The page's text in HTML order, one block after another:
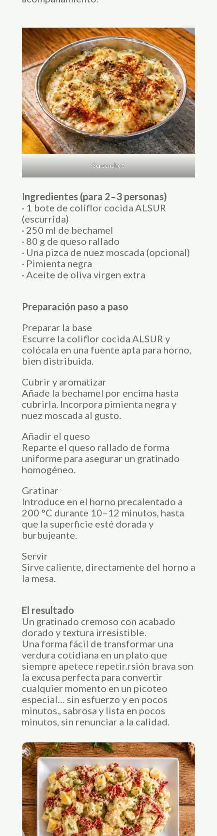
Screenshot
Ingredientes (para 2–3 personas)
· 1 bote de coliflor cocida ALSUR
(escurrida)
· 250 ml de bechamel
· 80 g de queso rallado
· Una pizca de nuez moscada (opcional)
· Pimienta negra
· Aceite de oliva virgen extra
Preparación paso a paso
Preparar la base
Escurre la coliflor cocida ALSUR y
colócala en una fuente apta para horno,
bien distribuida.
Cubrir y aromatizar
Añade la bechamel por encima hasta
cubrirla. Incorpora pimienta negra y
nuez moscada al gusto.
Añadir el queso
Reparte el queso rallado de forma
uniforme para asegurar un gratinado
homogéneo.
Gratinar
Introduce en el horno precalentado a
200 °C durante 10–12 minutos, hasta
que la superficie esté dorada y
burbujeante.
Servir
Sirve caliente, directamente del horno a
la mesa.
El resultado
Un gratinado cremoso con acabado
dorado y textura irresistible.
Una forma fácil de transformar una
verdura cotidiana en un plato que
siempre apetece repetir.rsión brava son
la excusa perfecta para convertir
cualquier momento en un picoteo
especial… sin esfuerzo y en pocos
minutos., sabrosa y lista en pocos
minutos, sin renunciar a la calidad.